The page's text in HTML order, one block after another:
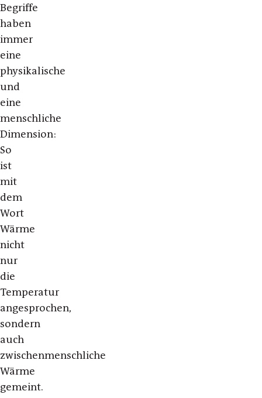
Begriffe
haben
immer
eine
physikalische
und
eine
menschliche
Dimension:
So
ist
mit
dem
Wort
Wärme
nicht
nur
die
Temperatur
angesprochen,
sondern
auch
zwischenmenschliche
Wärme
gemeint.